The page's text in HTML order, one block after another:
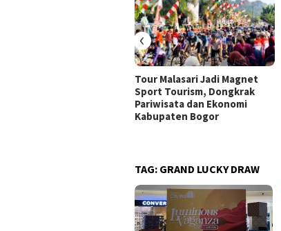
Tour Malasari Jadi Magnet
Sport Tourism, Dongkrak
Pariwisata dan Ekonomi
Kabupaten Bogor
‹
TAG: GRAND LUCKY DRAW